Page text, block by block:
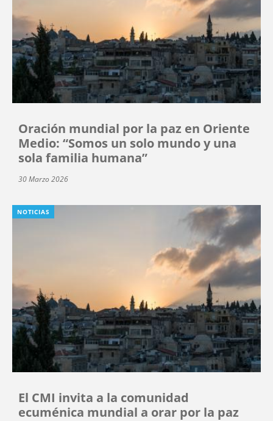
Oración mundial por la paz en Oriente
Medio: “Somos un solo mundo y una
sola familia humana”
30 Marzo 2026
NOTICIAS
El CMI invita a la comunidad
ecuménica mundial a orar por la paz